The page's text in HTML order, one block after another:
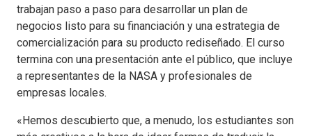
trabajan paso a paso para desarrollar un plan de
negocios listo para su financiación y una estrategia de
comercialización para su producto rediseñado. El curso
termina con una presentación ante el público, que incluye
a representantes de la NASA y profesionales de
empresas locales.
«Hemos descubierto que, a menudo, los estudiantes son